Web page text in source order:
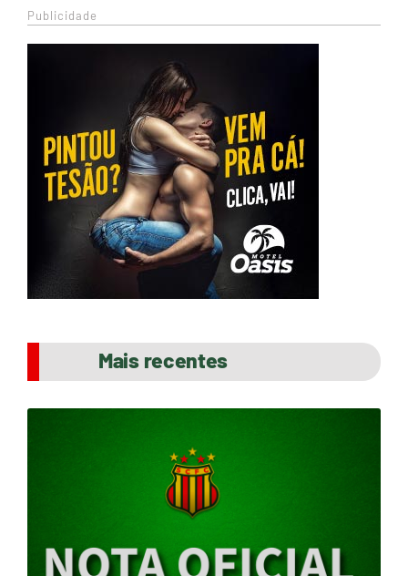
Publicidade
Mais recentes